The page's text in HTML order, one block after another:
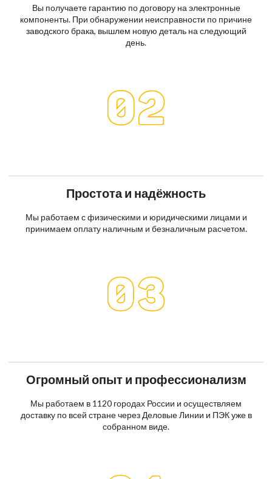
Вы получаете гарантию по договору на электронные
компоненты. При обнаружении неисправности по причине
заводского брака, вышлем новую деталь на следующий
день.
Простота и надёжность
Мы работаем с физическими и юридическими лицами и
принимаем оплату наличным и безналичным расчетом.
Огромный опыт и профессионализм
Мы работаем в 1120 городах России и осуществляем
доставку по всей стране через Деловые Линии и ПЭК уже в
собранном виде.